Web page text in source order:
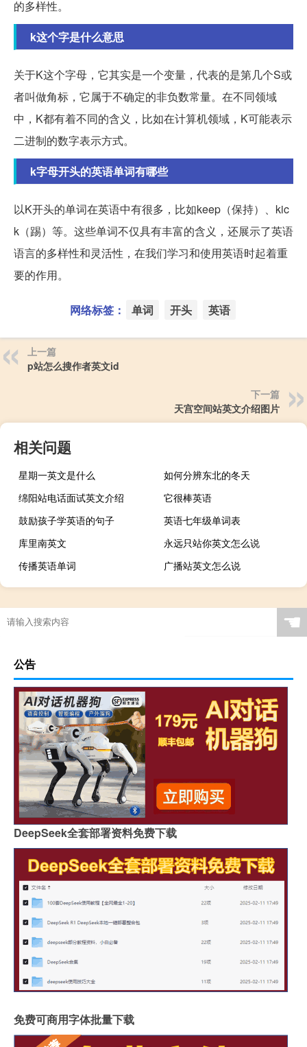
的多样性。
k这个字是什么意思
关于K这个字母，它其实是一个变量，代表的是第几个S或
者叫做角标，它属于不确定的非负数常量。在不同领域
中，K都有着不同的含义，比如在计算机领域，K可能表示
二进制的数字表示方式。
k字母开头的英语单词有哪些
以K开头的单词在英语中有很多，比如keep（保持）、kic
k（踢）等。这些单词不仅具有丰富的含义，还展示了英语
语言的多样性和灵活性，在我们学习和使用英语时起着重
要的作用。
网络标签： 单词 开头 英语
上一篇
p站怎么搜作者英文id
下一篇
天宫空间站英文介绍图片
相关问题
星期一英文是什么
如何分辨东北的冬天
绵阳站电话面试英文介绍
它很棒英语
鼓励孩子学英语的句子
英语七年级单词表
库里南英文
永远只站你英文怎么说
传播英语单词
广播站英文怎么说
☚
公告
DeepSeek全套部署资料免费下载
免费可商用字体批量下载